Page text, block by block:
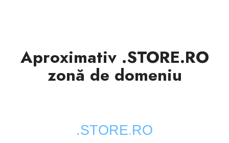
Aproximativ .STORE.RO
zonă de domeniu